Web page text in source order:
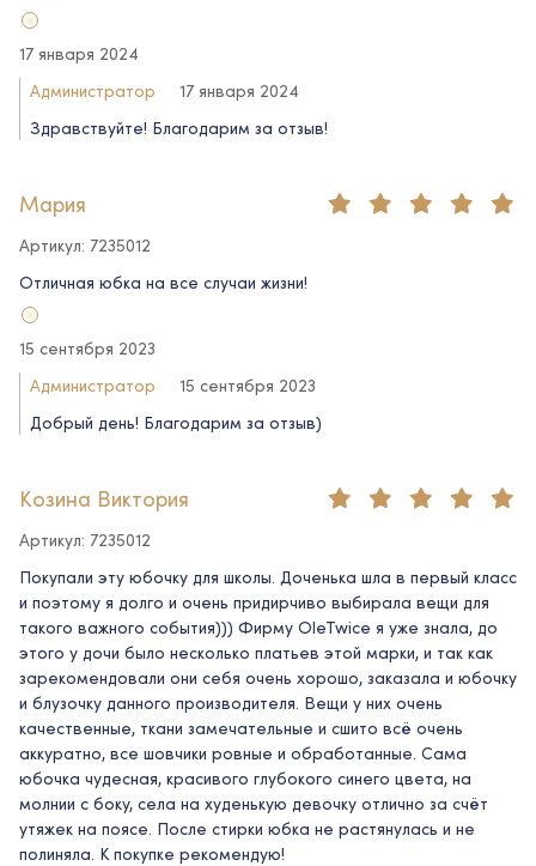
17 января 2024
Администратор
17 января 2024
Здравствуйте! Благодарим за отзыв!
Мария
Артикул: 7235012
Отличная юбка на все случаи жизни!
15 сентября 2023
Администратор
15 сентября 2023
Добрый день! Благодарим за отзыв)
Козина Виктория
Артикул: 7235012
Покупали эту юбочку для школы. Доченька шла в первый класс
и поэтому я долго и очень придирчиво выбирала вещи для
такого важного события))) Фирму OleTwice я уже знала, до
этого у дочи было несколько платьев этой марки, и так как
зарекомендовали они себя очень хорошо, заказала и юбочку
и блузочку данного производителя. Вещи у них очень
качественные, ткани замечательные и сшито всё очень
аккуратно, все шовчики ровные и обработанные. Сама
юбочка чудесная, красивого глубокого синего цвета, на
молнии с боку, села на худенькую девочку отлично за счёт
утяжек на поясе. После стирки юбка не растянулась и не
полиняла. К покупке рекомендую!